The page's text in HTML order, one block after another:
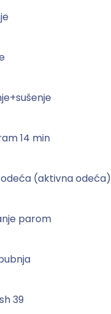
14 min
(aktivna odeća)
parom
39